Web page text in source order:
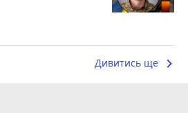
Дивитись ще keyboard_arrow_right